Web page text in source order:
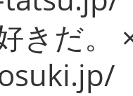
きだ。